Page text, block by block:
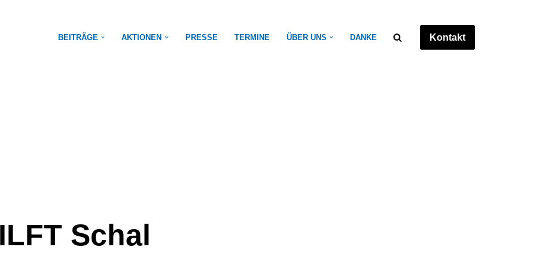
BEITRÄGE AKTIONEN PRESSE TERMINE ÜBER UNS DANKE Kontakt
Schal